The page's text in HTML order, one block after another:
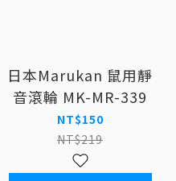
日本Marukan 鼠用靜
音滾輪 MK-MR-339
NT$150
NT$219